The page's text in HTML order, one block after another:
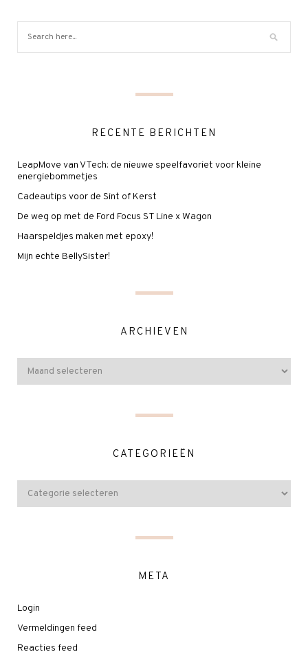
RECENTE BERICHTEN
LeapMove van VTech: de nieuwe speelfavoriet voor kleine
energiebommetjes
Cadeautips voor de Sint of Kerst
De weg op met de Ford Focus ST Line x Wagon
Haarspeldjes maken met epoxy!
Mijn echte BellySister!
ARCHIEVEN
CATEGORIEËN
META
Login
Vermeldingen feed
Reacties feed